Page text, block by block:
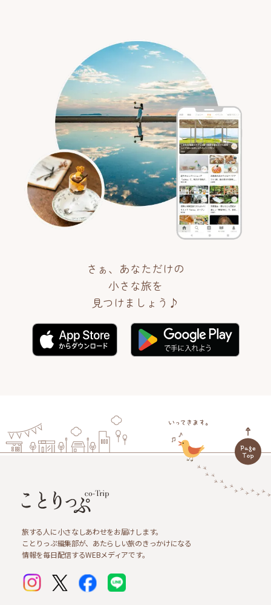
さぁ、あなただけの
小さな旅を
見つけましょう♪
旅する人に小さなしあわせをお届けします。
ことりっぷ編集部が、あたらしい旅のきっかけになる
情報を毎日配信するWEBメディアです。